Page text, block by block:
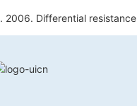
2006. Differential